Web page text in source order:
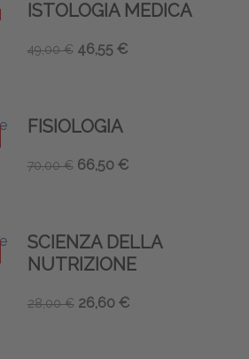
ISTOLOGIA MEDICA
49,00 € 46,55 €
FISIOLOGIA
70,00 € 66,50 €
SCIENZA DELLA
NUTRIZIONE
28,00 € 26,60 €